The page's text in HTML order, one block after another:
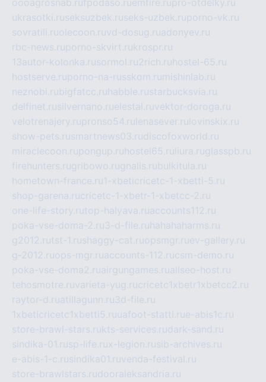
oooagrosnab.rufpodaso.ruemfire.rupro-otdelky.ru
ukrasotki.ruseksuzbek.ruseks-uzbek.ruporno-vk.ru
sovratili.ruolecoon.ruvd-dosug.ruadonyev.ru
rbc-news.ruporno-skvirt.rukrospr.ru
13autor-kolonka.rusormol.ru2rich.ru hostel-65.ru
hostserve.ruporno-na-russkom.ru mishinlab.ru
neznobi.rubigfatcc.ru habble.rustarbucksvia.ru
delfinet.rusilvernano.ruelestal.ruvektor-doroga.ru
velotrenajery.rupronso54.ru lenasever.ru lovinskix.ru
show-pets.rusmartnews03.rudiscofoxworld.ru
miraclecoon.rupongup.ru hostel65.ru liura.ruglasspb.ru
firehunters.rugribowo.rugnalis.rubulkitula.ru
hometown-france.ru1-xbeticricetc-1-xbetti-5.ru
shop-garena.rucricetc-1-xbetr-1-xbetcc-2.ru
one-life-story.rutop-halyava.ruaccounts112.ru
poka-vse-doma-2.ru3-d-file.ru hahahaharms.ru
g2012.rutst-1.rushaggy-cat.ruopsmgr.ruev-gallery.ru
g-2012.ruops-mgr.ruaccounts-112.rucsm-demo.ru
poka-vse-doma2.ruairgungames.ruallseo-host.ru
tehosmotre.ruvarieta-yug.rucricetc1xbetr1xbetcc2.ru
raytor-d.ruatillagunn.ru3d-file.ru
1xbeticricetc1xbetti5.ruuafoot-statti.rue-abis1c.ru
store-brawl-stars.rukts-services.rudark-sand.ru
sindika-01.rusp-life.rux-legion.rusib-archives.ru
e-abis-1-c.rusindika01.ruvenda-festival.ru
store-brawlstars.rudooraleksandria.ru